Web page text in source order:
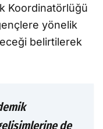
Koordinatörlüğü
yönelik
belirtilerek
de